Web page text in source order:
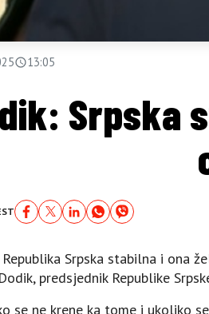
13:05
Srpska
Republika Srpska stabilna i ona
predsjednik Republike
se ne krene ka tome i ukoliko